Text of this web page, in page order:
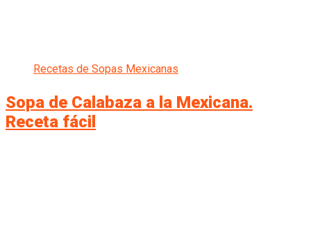
Recetas de Sopas Mexicanas
Sopa de Calabaza a la Mexicana.
Receta fácil